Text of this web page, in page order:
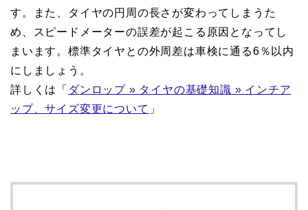
す。また、タイヤの円周の長さが変わってしまうた
め、スピードメーターの誤差が起こる原因となってし
まいます。標準タイヤとの外周差は車検に通る6％以内
にしましょう。
詳しくは「 ダンロップ » タイヤの基礎知識 » インチア
ップ、サイズ変更について 」